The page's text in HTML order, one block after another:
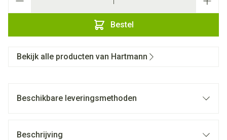
Bestel
Bekijk alle producten van Hartmann
Beschikbare leveringsmethoden
Beschrijving